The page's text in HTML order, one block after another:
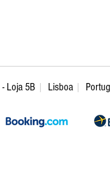
Loja 5B | Lisboa |